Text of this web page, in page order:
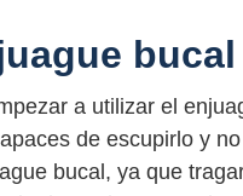
a utilizar el
de escupirlo y
bucal, ya que